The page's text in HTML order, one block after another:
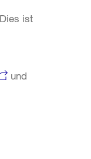
ist
und